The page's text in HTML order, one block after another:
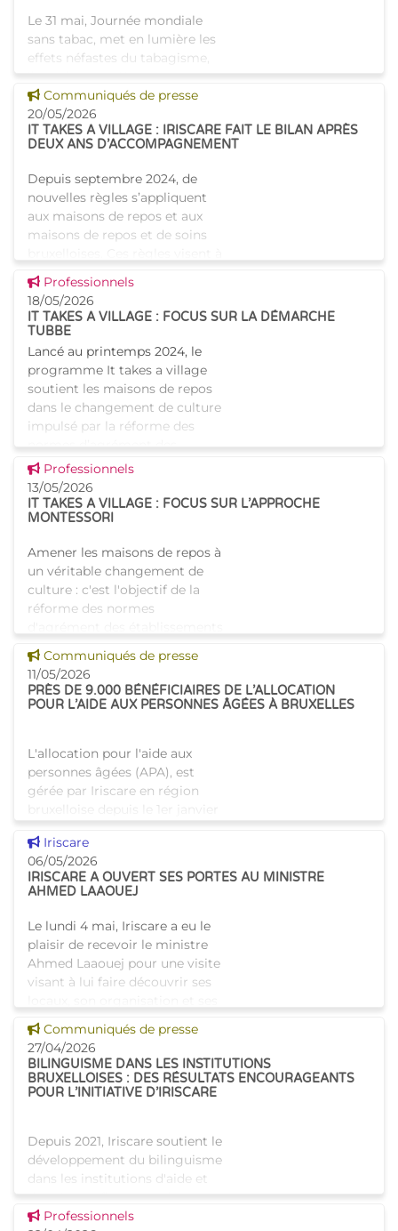
Le 31 mai, Journée mondiale
sans tabac, met en lumière les
effets néfastes du tabagisme,
l’une des premières causes
évitables de maladies graves. Si
l’envie d’arrêter est souvent
présent
Voir cette news
Communiqués de presse
20/05/2026
IT TAKES A VILLAGE : IRISCARE FAIT LE BILAN APRÈS
DEUX ANS D’ACCOMPAGNEMENT
Depuis septembre 2024, de
nouvelles règles s’appliquent
aux maisons de repos et aux
maisons de repos et de soins
faire évoluer davantage ces
établissements ve
Voir cette news
Professionnels
18/05/2026
IT TAKES A VILLAGE : FOCUS SUR LA DÉMARCHE
TUBBE
Lancé au printemps 2024, le
programme It takes a village
soutient les maisons de repos
dans le changement de culture
impulsé par la réforme des
normes d’agrément des
établissements pour aîné
Voir cette news
Professionnels
13/05/2026
IT TAKES A VILLAGE : FOCUS SUR L’APPROCHE
MONTESSORI
Amener les maisons de repos à
un véritable changement de
culture : c'est l'objectif de la
réforme des normes
pour aînés bruxellois. Pour
accompagner les maisons d
Voir cette news
Communiqués de presse
11/05/2026
PRÈS DE 9.000 BÉNÉFICIAIRES DE L’ALLOCATION
POUR L’AIDE AUX PERSONNES ÂGÉES À BRUXELLES
L'allocation pour l'aide aux
personnes âgées (APA), est
gérée par Iriscare en région
bruxelloise depuis le 1er janvier
n'ont cessé d'être en hausse.
L'APA est pass
Voir cette news
Iriscare
06/05/2026
IRISCARE A OUVERT SES PORTES AU MINISTRE
AHMED LAAOUEJ
Le lundi 4 mai, Iriscare a eu le
plaisir de recevoir le ministre
Ahmed Laaouej pour une visite
visant à lui faire découvrir ses
missions. Accueilli par le
directe
Voir cette news
Communiqués de presse
27/04/2026
BILINGUISME DANS LES INSTITUTIONS
BRUXELLOISES : DES RÉSULTATS ENCOURAGEANTS
POUR L’INITIATIVE D’IRISCARE
Depuis 2021, Iriscare soutient le
développement du bilinguisme
dans les institutions d'aide et
de soins en finançant des cours
de néerlandais pour les
Voir cette news
Professionnels